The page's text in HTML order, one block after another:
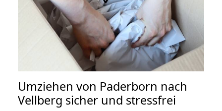
Umziehen von Paderborn nach
Vellberg sicher und stressfrei